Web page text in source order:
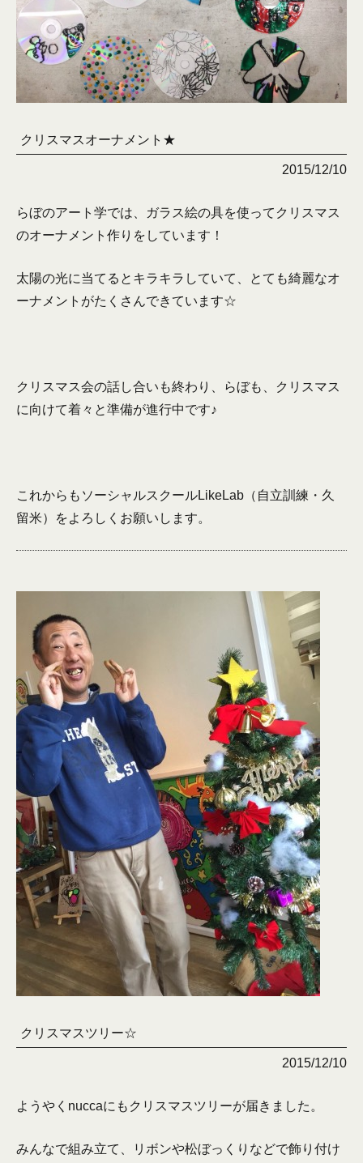
クリスマスオーナメント★
2015/12/10
らぼのアート学では、ガラス絵の具を使ってクリスマス
のオーナメント作りをしています！
太陽の光に当てるとキラキラしていて、とても綺麗なオ
ーナメントがたくさんできています☆
クリスマス会の話し合いも終わり、らぼも、クリスマス
に向けて着々と準備が進行中です♪
これからもソーシャルスクールLikeLab（自立訓練・久
留米）をよろしくお願いします。
クリスマスツリー☆
2015/12/10
ようやくnuccaにもクリスマスツリーが届きました。
みんなで組み立て、リボンや松ぼっくりなどで飾り付け